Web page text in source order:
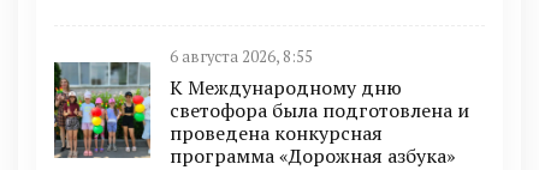
6 августа 2026, 8:55
К Международному дню
светофора была подготовлена и
проведена конкурсная
программа «Дорожная азбука»